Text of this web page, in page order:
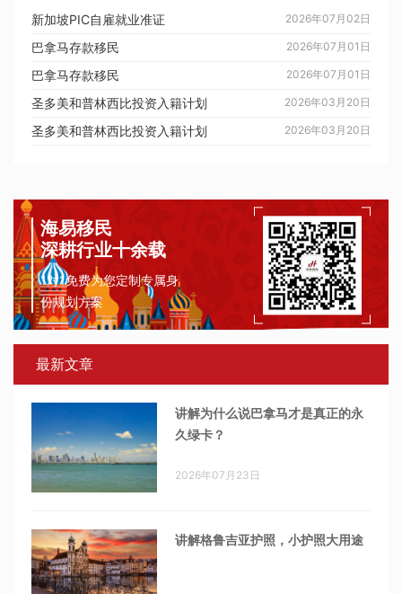
2026年07月02日
新加坡PIC自雇就业准证
2026年07月01日
巴拿马存款移民
2026年07月01日
巴拿马存款移民
2026年03月20日
圣多美和普林西比投资入籍计划
2026年03月20日
圣多美和普林西比投资入籍计划
海易移民
深耕行业十余载
1对1免费为您定制专属身
份规划方案
最新文章
讲解为什么说巴拿马才是真正的永
久绿卡？
2026年07月23日
讲解格鲁吉亚护照，小护照大用途